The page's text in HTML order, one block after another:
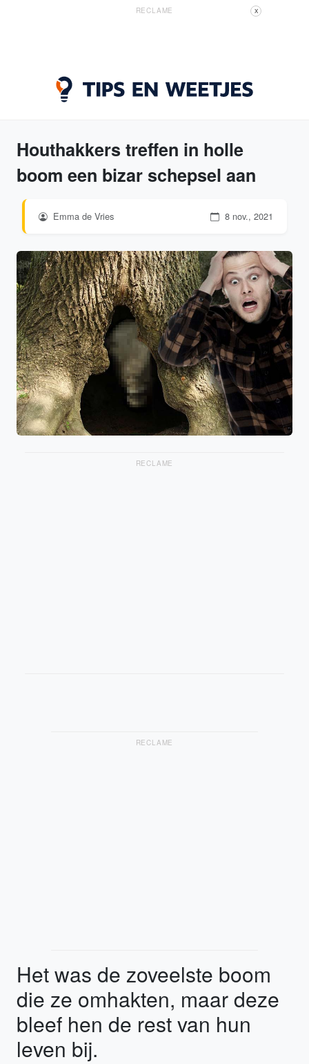
RECLAME X
Houthakkers treffen in holle
boom een bizar schepsel aan
Emma de Vries 8 nov., 2021
RECLAME
RECLAME
Het was de zoveelste boom
die ze omhakten, maar deze
bleef hen de rest van hun
leven bij.